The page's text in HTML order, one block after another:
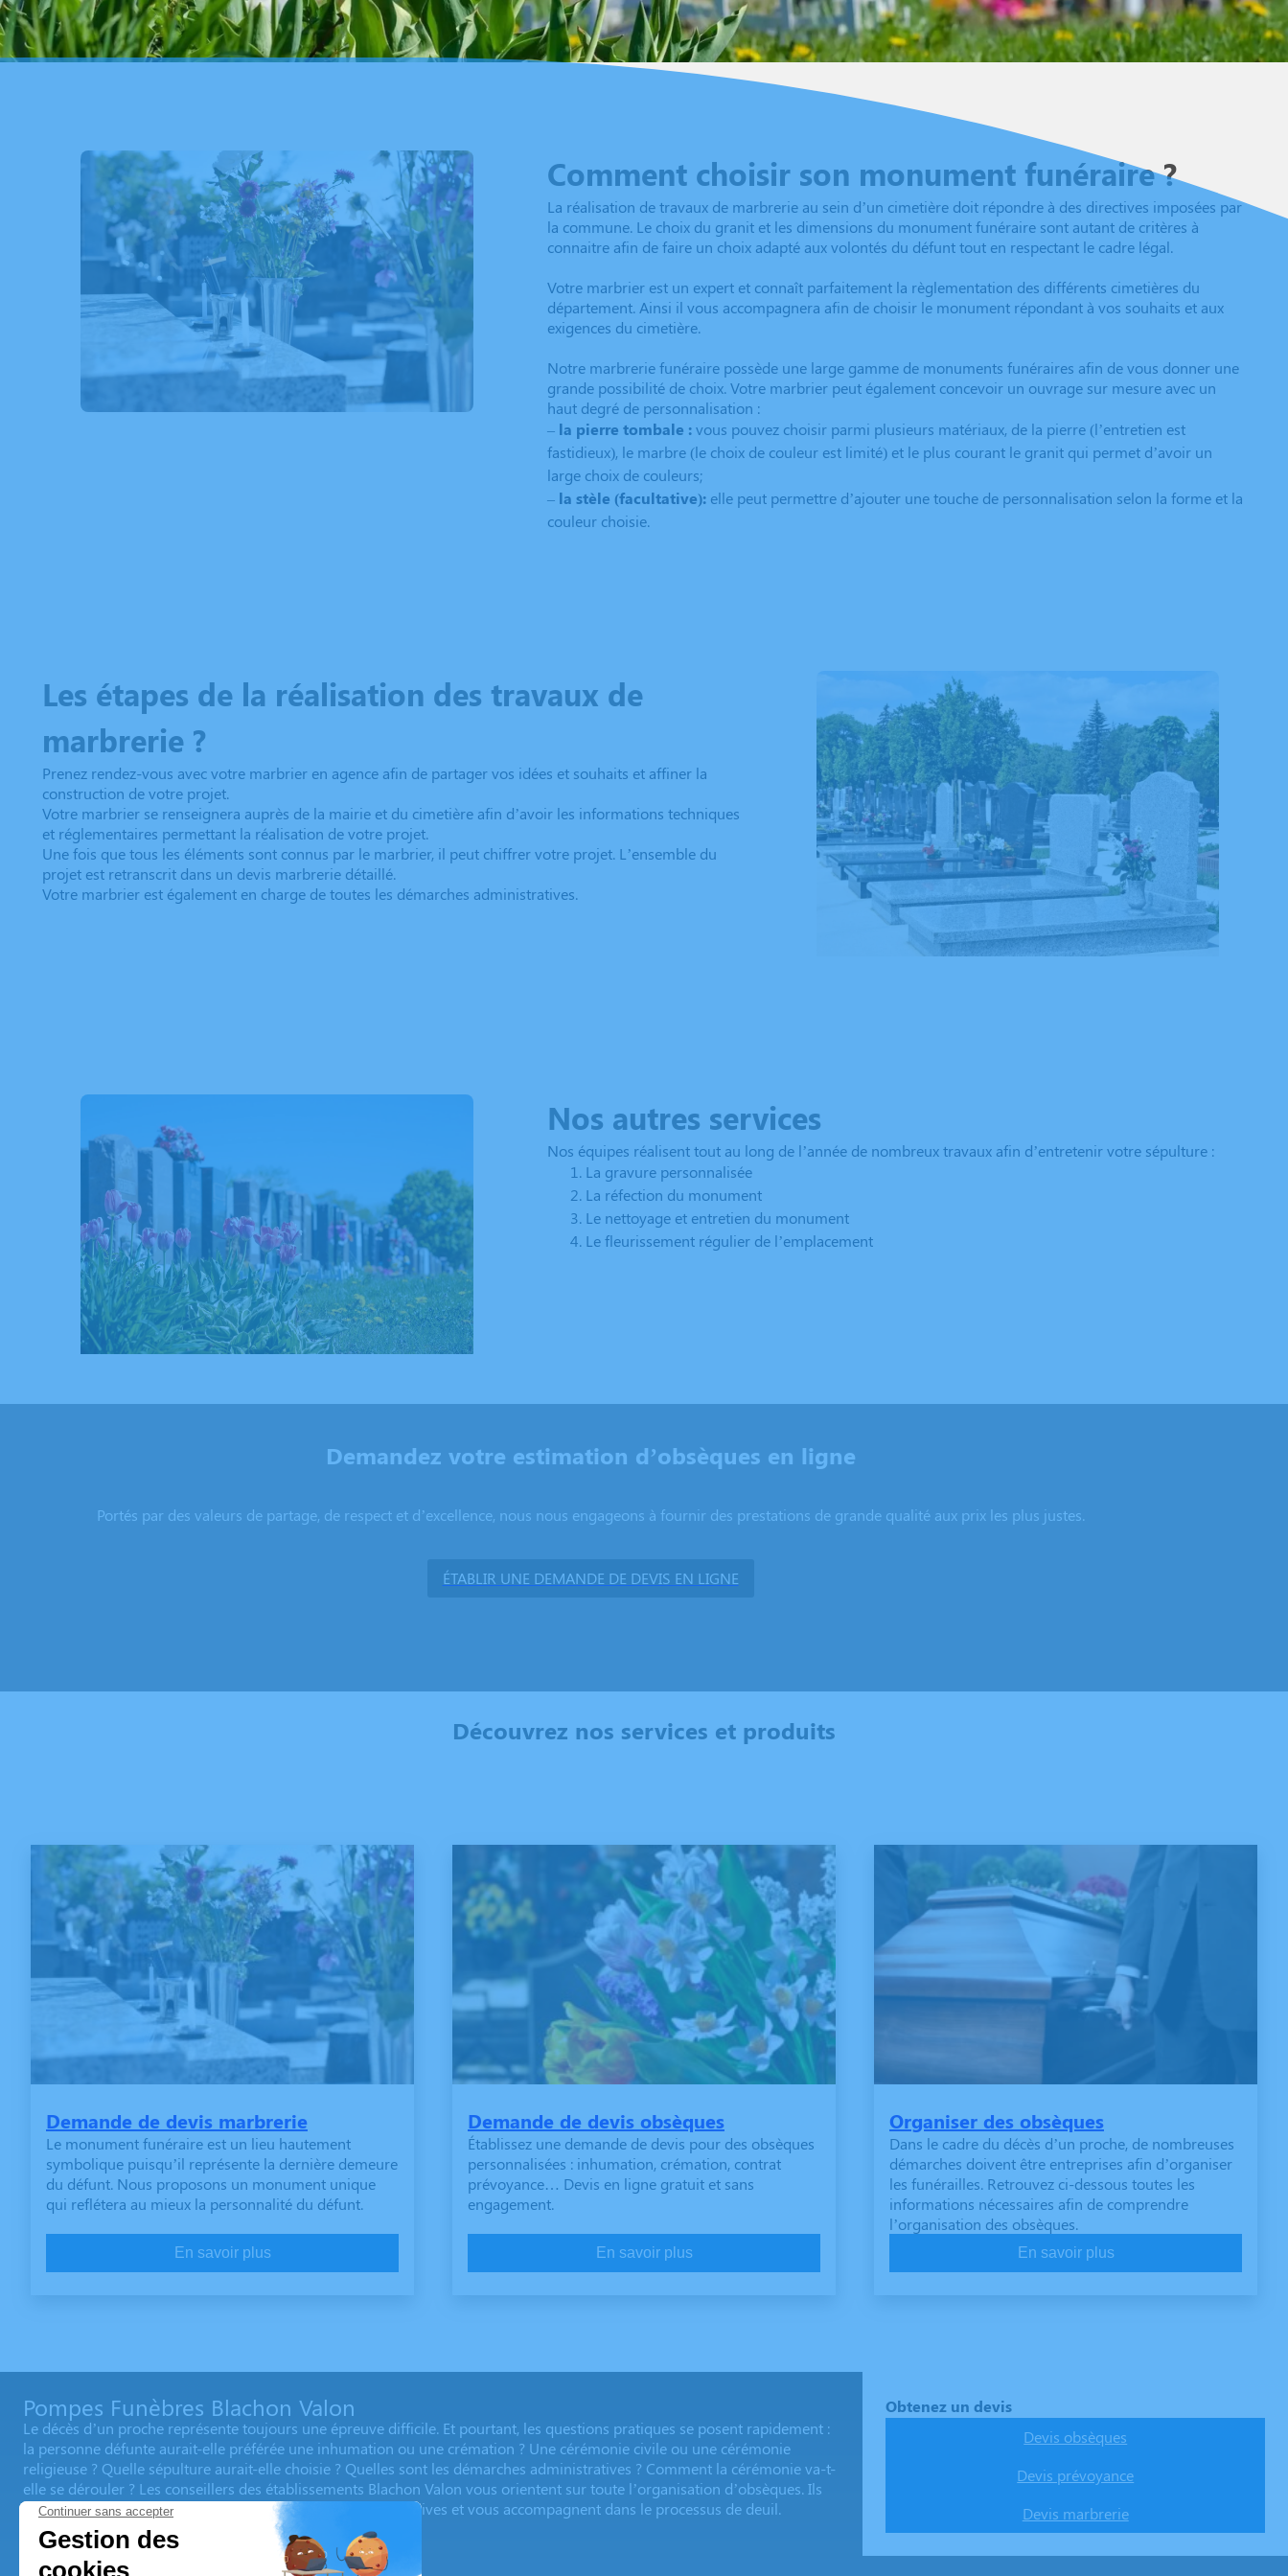
Comment choisir son monument funéraire ?
La réalisation de travaux de marbrerie au sein d’un cimetière doit répondre à des directives imposées par
la commune. Le choix du granit et les dimensions du monument funéraire sont autant de critères à
connaitre afin de faire un choix adapté aux volontés du défunt tout en respectant le cadre légal.
Votre marbrier est un expert et connaît parfaitement la règlementation des différents cimetières du
département. Ainsi il vous accompagnera afin de choisir le monument répondant à vos souhaits et aux
exigences du cimetière.
Notre marbrerie funéraire possède une large gamme de monuments funéraires afin de vous donner une
grande possibilité de choix. Votre marbrier peut également concevoir un ouvrage sur mesure avec un
haut degré de personnalisation :
– la pierre tombale :vous pouvez choisir parmi plusieurs matériaux, de la pierre (l’entretien est
fastidieux), le marbre (le choix de couleur est limité) et le plus courant le granit qui permet d’avoir un
large choix de couleurs;
– la stèle (facultative): elle peut permettre d’ajouter une touche de personnalisation selon la forme et la
couleur choisie.
Les étapes de la réalisation des travaux de
marbrerie ?
Prenez rendez-vous avec votre marbrier en agence afin de partager vos idées et souhaits et affiner la
construction de votre projet.
Votre marbrier se renseignera auprès de la mairie et du cimetière afin d’avoir les informations techniques
et réglementaires permettant la réalisation de votre projet.
Une fois que tous les éléments sont connus par le marbrier, il peut chiffrer votre projet. L’ensemble du
projet est retranscrit dans un devis marbrerie détaillé.
Votre marbrier est également en charge de toutes les démarches administratives.
Nos autres services
Nos équipes réalisent tout au long de l’année de nombreux travaux afin d’entretenir votre sépulture :
La gravure personnalisée
La réfection du monument
Le nettoyage et entretien du monument
Le fleurissement régulier de l’emplacement
Demandez votre estimation d’obsèques en ligne
Portés par des valeurs de partage, de respect et d’excellence, nous nous engageons à fournir des prestations de grande qualité aux prix les plus justes.
ÉTABLIR UNE DEMANDE DE DEVIS EN LIGNE
Découvrez nos services et produits
Demande de devis marbrerie
Le monument funéraire est un lieu hautement
symbolique puisqu’il représente la dernière demeure
du défunt. Nous proposons un monument unique
qui reflétera au mieux la personnalité du défunt.
En savoir plus
Demande de devis obsèques
Établissez une demande de devis pour des obsèques
personnalisées : inhumation, crémation, contrat
prévoyance… Devis en ligne gratuit et sans
engagement.
En savoir plus
Organiser des obsèques
Dans le cadre du décès d’un proche, de nombreuses
démarches doivent être entreprises afin d’organiser
les funérailles. Retrouvez ci-dessous toutes les
informations nécessaires afin de comprendre
l’organisation des obsèques.
En savoir plus
Pompes Funèbres Blachon Valon
Le décès d’un proche représente toujours une épreuve difficile. Et pourtant, les questions pratiques se posent rapidement :
la personne défunte aurait-elle préférée une inhumation ou une crémation ? Une cérémonie civile ou une cérémonie
religieuse ? Quelle sépulture aurait-elle choisie ? Quelles sont les démarches administratives ? Comment la cérémonie va-t-
elle se dérouler ? Les conseillers des établissements Blachon Valon vous orientent sur toute l’organisation d’obsèques. Ils
sont à vos côtés pour régler toutes les questions administratives et vous accompagnent dans le processus de deuil.
Obtenez un devis
Devis obsèques
Devis prévoyance
Devis marbrerie
Nos agences